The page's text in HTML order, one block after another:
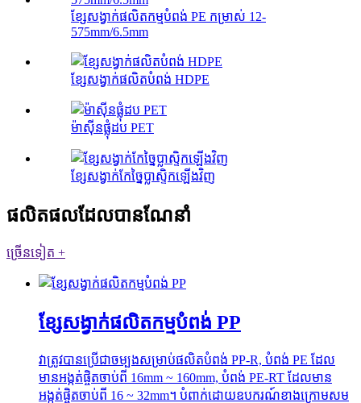
ខ្សែសង្វាក់ផលិតកម្មបំពង់ PE កម្រាស់ 12-
575mm/6.5mm
ខ្សែសង្វាក់ផលិតបំពង់ HDPE
ម៉ាស៊ីនផ្លុំដប PET
ខ្សែសង្វាក់កែច្នៃប្លាស្ទិកឡើងវិញ
ផលិតផលដែលបានណែនាំ
ច្រើនទៀត +
ខ្សែសង្វាក់ផលិតកម្មបំពង់ PP
វាត្រូវបានប្រើជាចម្បងសម្រាប់ផលិតបំពង់ PP-R, បំពង់ PE ដែល
មានអង្កត់ផ្ចិតចាប់ពី 16mm ~ 160mm, បំពង់ PE-RT ដែលមាន
អង្កត់ផ្ចិតចាប់ពី 16 ~ 32mm។ បំពាក់ដោយឧបករណ៍ខាងក្រោមសម